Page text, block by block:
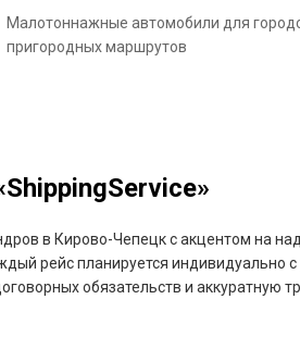
Малотоннажные автомобили для
пригородных маршрутов
в Кирово-Чепецк с акцентом на
рейс планируется индивидуально
обязательств и аккуратную